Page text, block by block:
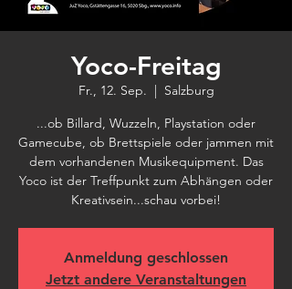
Yoco-Freitag
Fr., 12. Sep.
  |
Salzburg
...ob Billard, Wuzzeln, Playstation oder
Gamecube, ob Brettspiele oder jammen mit
dem vorhandenen Musikequipment. Das
Yoco ist der Treffpunkt zum Abhängen oder
Kreativsein...schau vorbei!
Anmeldung geschlossen
Jetzt andere Veranstaltungen